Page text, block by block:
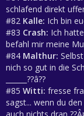
schlafend direkt
#82 Kalle: Ich bin
#83 Crash: Ich
befahl mir meine
#84 Malthur:
nich so gut in die
______??â??
#85 Witti: fresse
sagst... wenn du